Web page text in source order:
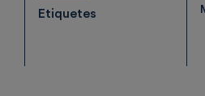
Etiquetes